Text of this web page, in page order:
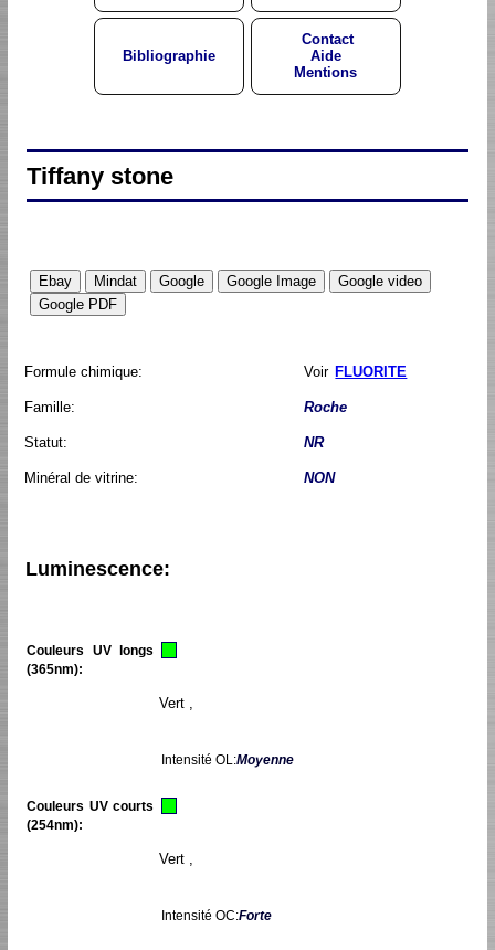
Bibliographie
Contact
Aide
Mentions
Tiffany stone
Formule chimique: Voir FLUORITE
Famille: Roche
Statut: NR
Minéral de vitrine: NON
Luminescence:
Couleurs UV longs
(365nm):
Vert ,
Intensité OL:Moyenne
Couleurs UV courts
(254nm):
Vert ,
Intensité OC:Forte